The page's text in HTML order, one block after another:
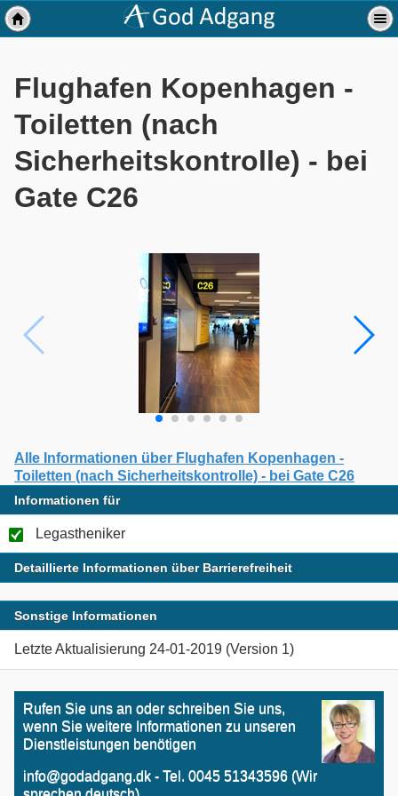
Flughafen Kopenhagen -
Toiletten (nach
Sicherheitskontrolle) - bei
Gate C26
Alle Informationen über Flughafen Kopenhagen -
Toiletten (nach Sicherheitskontrolle) - bei Gate C26
Informationen für
Legastheniker
Detaillierte Informationen über Barrierefreiheit
Sonstige Informationen
Letzte Aktualisierung 24-01-2019 (Version 1)
Rufen Sie uns an oder schreiben Sie uns,
wenn Sie weitere Informationen zu unseren
Dienstleistungen benötigen
info@godadgang.dk - Tel. 0045 51343596 (Wir